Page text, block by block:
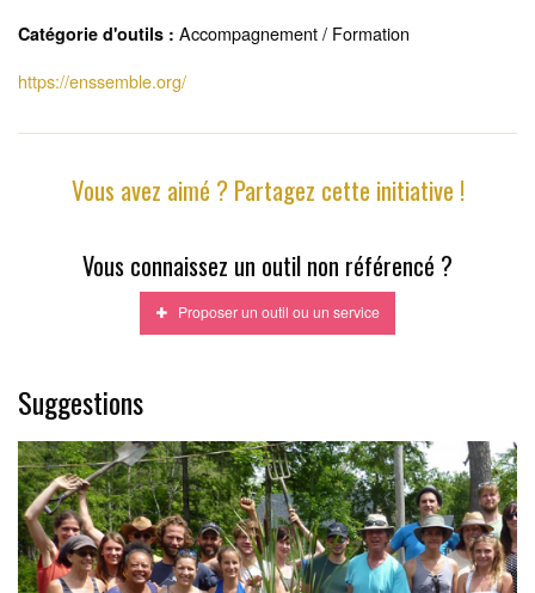
Catégorie d'outils : Accompagnement / Formation
https://enssemble.org/
Vous avez aimé ? Partagez cette initiative !
Vous connaissez un outil non référencé ?
Proposer un outil ou un service
Suggestions